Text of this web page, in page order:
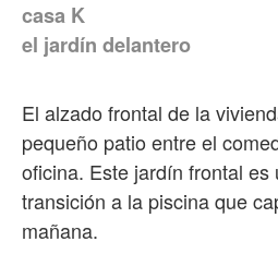
casa K
el jardín delantero
El alzado frontal de la
pequeño patio entre el
oficina. Este jardín frontal es
transición a la piscina que
mañana.